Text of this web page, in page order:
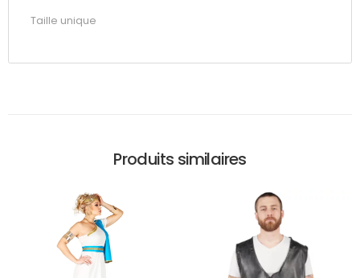
Taille unique
Produits similaires